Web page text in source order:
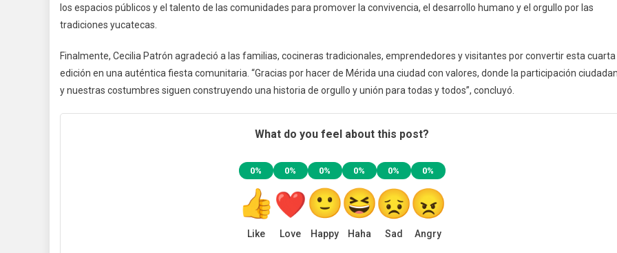
los espacios públicos y el talento de las comunidades para promover la convivencia, el desarrollo humano y el orgullo por las
tradiciones yucatecas.
Finalmente, Cecilia Patrón agradeció a las familias, cocineras tradicionales, emprendedores y visitantes por convertir esta cuarta
edición en una auténtica fiesta comunitaria. “Gracias por hacer de Mérida una ciudad con valores, donde la participación
y nuestras costumbres siguen construyendo una historia de orgullo y unión para todas y todos”, concluyó.
What do you feel about this post?
0%
Like
0%
Love
0%
Happy
0%
Haha
0%
Sad
0%
Angry